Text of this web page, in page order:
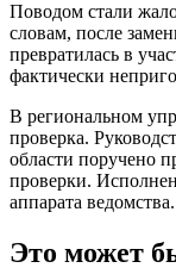
Поводом стали
словам, после
превратилась в
фактически
В региональном
проверка.
области поручено
проверки.
аппарата ведомства.
Это может